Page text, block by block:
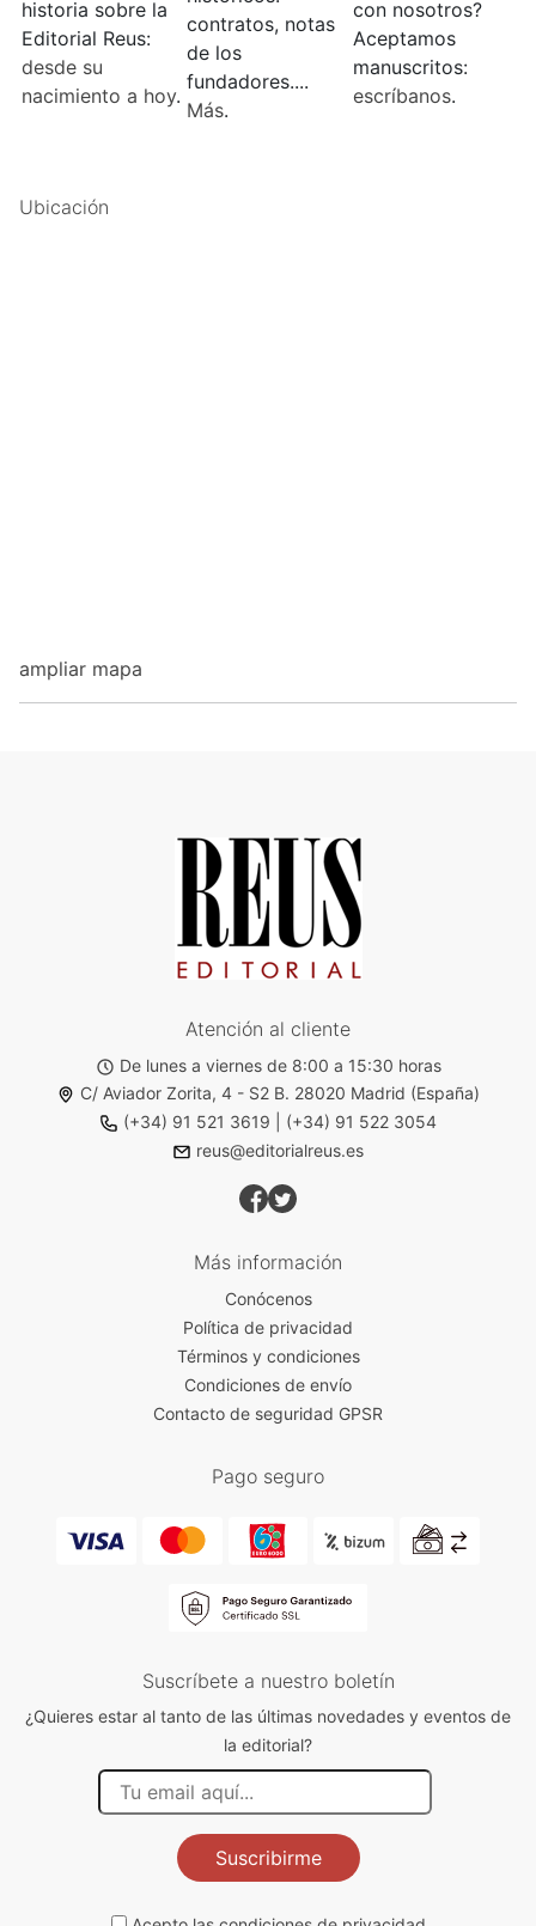
historia sobre la
Editorial Reus:
desde su
nacimiento a hoy.
contratos, notas
de los
fundadores....
Más.
con nosotros?
Aceptamos
manuscritos:
escríbanos.
Ubicación
ampliar mapa
Atención al cliente
De lunes a viernes de 8:00 a 15:30 horas
C/ Aviador Zorita, 4 - S2 B. 28020 Madrid (España)
(+34) 91 521 3619
(+34) 91 522 3054
reus@editorialreus.es
Más información
Conócenos
Política de privacidad
Términos y condiciones
Condiciones de envío
Contacto de seguridad GPSR
Pago seguro
Suscríbete a nuestro boletín
¿Quieres estar al tanto de las últimas novedades y eventos de
la editorial?
Suscribirme